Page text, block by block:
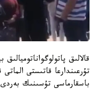
قالالىق
تۇرعىندارعا قاتىستى
باسقارماسى تۇسىنىك